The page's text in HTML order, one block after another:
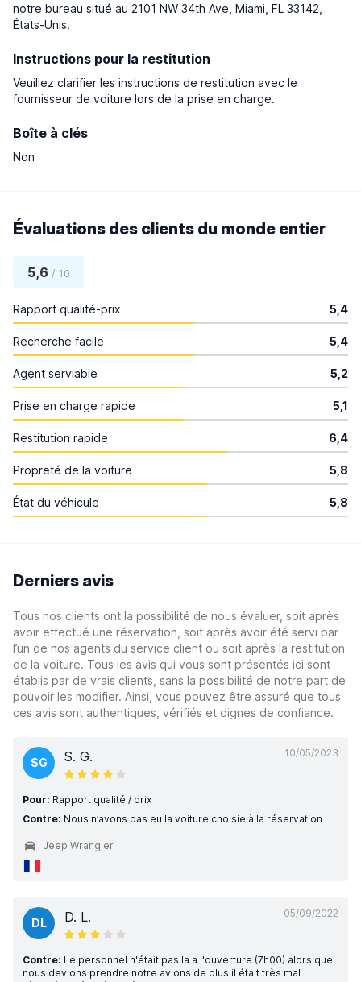
notre bureau situé au 2101 NW 34th Ave, Miami, FL 33142,
États-Unis.
Instructions pour la restitution
Veuillez clarifier les instructions de restitution avec le
fournisseur de voiture lors de la prise en charge.
Boîte à clés
Non
Évaluations des clients du monde entier
5,6 / 10
Rapport qualité-prix 5,4
Recherche facile 5,4
Agent serviable 5,2
Prise en charge rapide 5,1
Restitution rapide 6,4
Propreté de la voiture 5,8
État du véhicule 5,8
Derniers avis
Tous nos clients ont la possibilité de nous évaluer, soit après
avoir effectué une réservation, soit après avoir été servi par
l’un de nos agents du service client ou soit après la restitution
de la voiture. Tous les avis qui vous sont présentés ici sont
établis par de vrais clients, sans la possibilité de notre part de
pouvoir les modifier. Ainsi, vous pouvez être assuré que tous
ces avis sont authentiques, vérifiés et dignes de confiance.
10/05/2023
SG S. G.
Pour: Rapport qualité / prix
Contre: Nous n’avons pas eu la voiture choisie à la réservation
Jeep Wrangler
05/09/2022
DL D. L.
Contre: Le personnel n'était pas la a l'ouverture (7h00) alors que
nous devions prendre notre avions de plus il était très mal